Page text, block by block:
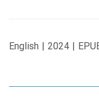
English | 2024 |